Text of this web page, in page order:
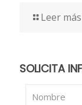
Leer más
SOLICITA